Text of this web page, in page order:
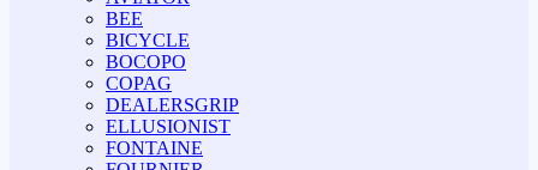
BEE
BICYCLE
BOCOPO
COPAG
DEALERSGRIP
ELLUSIONIST
FONTAINE